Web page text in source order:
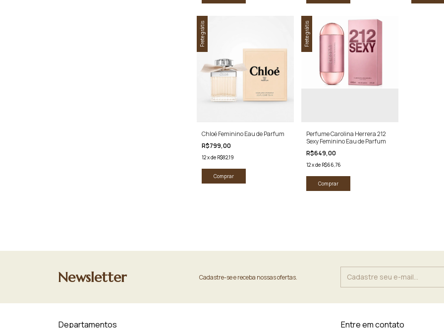
Frete grátis
Chloé Feminino Eau de Parfum
R$799,00
12xde R$82,19
Comprar
Frete grátis
Perfume Carolina Herrera 212
Sexy Feminino Eau de Parfum
R$649,00
12xde R$66,76
Comprar
Newsletter Cadastre-se e receba nossas ofertas.
Departamentos Entre em contato